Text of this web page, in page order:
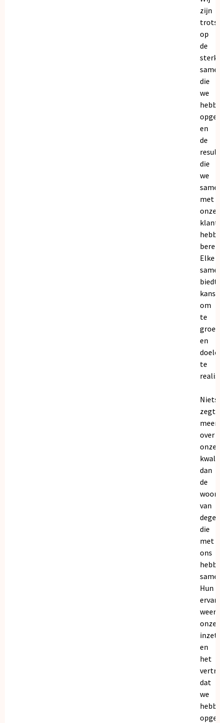
zijn
trots
op
de
die
we
en
de
die
we
met
onze
Elke
biedt
om
te
en
te
Niets
zegt
meer
over
onze
dan
de
van
die
met
ons
Hun
onze
inzet
en
het
dat
we